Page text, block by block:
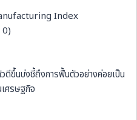
Index
ขึ้นบ่งชี้ถึงการฟื้นตัวอย่างค่อยเป็น
ศรษฐกิจ